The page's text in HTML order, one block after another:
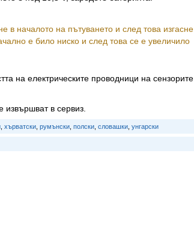
в началото на пътуването и след това
е било ниско и след това се е увеличило
на електрическите проводници на сензорите
извършват в сервиз.
, хърватски, румънски, полски, словашки, унгарски